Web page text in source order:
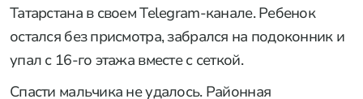
Татарстана в своем Telegram-канале. Ребенок
остался без присмотра, забрался на подоконник и
упал с 16-го этажа вместе с сеткой.
Спасти мальчика не удалось. Районная